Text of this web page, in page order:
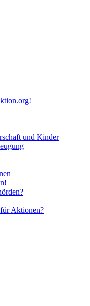
und Kinder
Aktionen?